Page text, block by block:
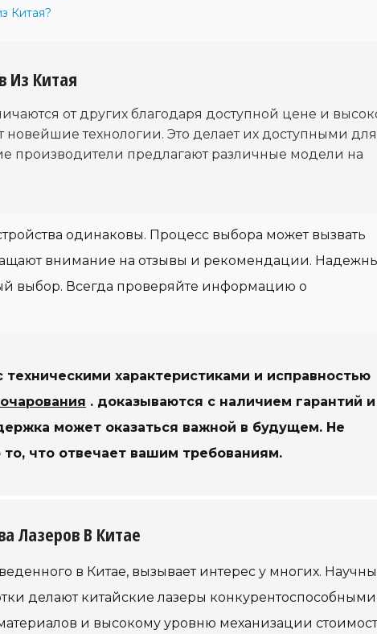
Китая?
Из Китая
от других благодаря доступной цене и
новейшие технологии. Это делает их доступными для
производители предлагают различные модели на
одинаковы. Процесс выбора может вызвать
внимание на отзывы и рекомендации.
выбор. Всегда проверяйте информацию о
характеристиками и исправностью
. доказываются с наличием гарантий и
может оказаться важной в будущем. Не
то, что отвечает вашим требованиям.
Лазеров В Китае
в Китае, вызывает интерес у многих.
делают китайские лазеры конкурентоспособными
и высокому уровню механизации